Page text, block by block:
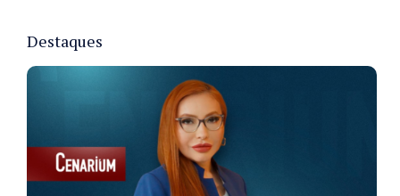
Destaques